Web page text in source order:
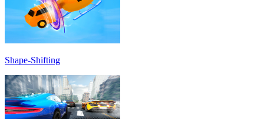
Shape-Shifting